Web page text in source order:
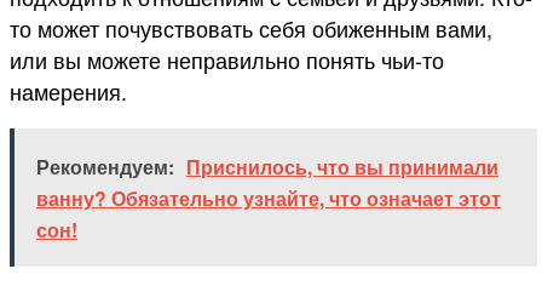
то может почувствовать себя обиженным вами,
или вы можете неправильно понять чьи-то
намерения.
Рекомендуем: Приснилось, что вы принимали
ванну? Обязательно узнайте, что означает этот
сон!